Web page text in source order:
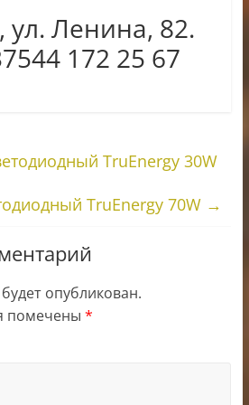
ул. Ленина, 82.
172 25 67
TruEnergy 30W
TruEnergy 70W →
опубликован.
помечены *